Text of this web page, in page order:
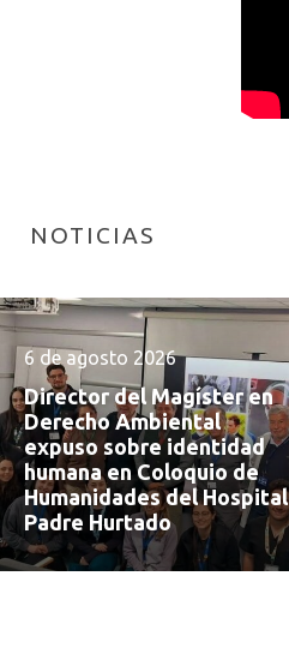
NOTICIAS
6 de agosto 2026
Director del Magíster en
Derecho Ambiental
expuso sobre identidad
humana en Coloquio de
Humanidades del Hospital
Padre Hurtado